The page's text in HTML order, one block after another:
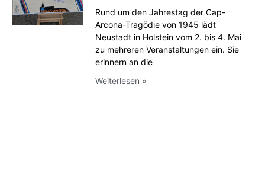
Rund um den Jahrestag der Cap-
Arcona-Tragödie von 1945 lädt
Neustadt in Holstein vom 2. bis 4. Mai
zu mehreren Veranstaltungen ein. Sie
erinnern an die
Weiterlesen »